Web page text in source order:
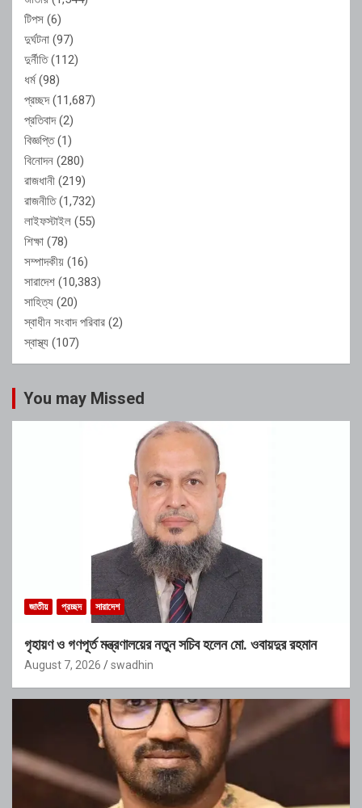
টিপস (6)
দুর্ঘটনা (97)
দুর্নীতি(112)
ধর্ম(98)
প্রচ্ছদ(11,687)
প্রতিবাদ(2)
বিজ্ঞপ্তি(1)
বিনোদন (280)
রাজধানী (219)
রাজনীতি(1,732)
লাইফস্টাইল (55)
শিক্ষা (78)
সম্পাদকীয় (16)
সারাদেশ (10,383)
সাহিত্য (20)
স্বাধীন সংবাদ পরিবার (2)
স্বাস্থ্য (107)
You may Missed
জাতীয় প্রচ্ছদ সারাদেশ
গৃহায়ণ ও গণপূর্ত মন্ত্রণালয়ের নতুন সচিব হলেন মো. ওবায়দুর রহমান
August 7, 2026 swadhin